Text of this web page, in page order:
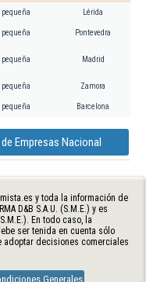
pequeña Lérida
pequeña Pontevedra
pequeña Madrid
pequeña Zamora
pequeña Barcelona
Empresas Nacional
y toda la información de
D&B S.A.U. (S.M.E.) y es
En todo caso, la
ser tenida en cuenta sólo
adoptar decisiones comerciales
Generales